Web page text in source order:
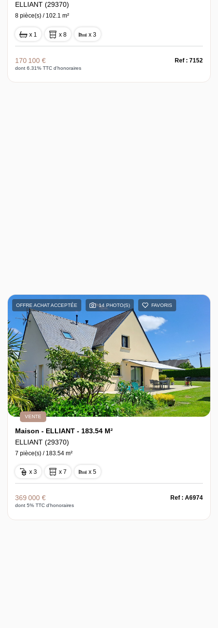
ELLIANT (29370)
8 pièce(s) / 102.1 m²
x 1 x 8 x 3
170 100 €
dont 6.31% TTC d'honoraires
Ref : 7152
OFFRE ACHAT ACCEPTÉE 14 PHOTO(S) FAVORIS
VENTE
Maison - ELLIANT - 183.54 M²
ELLIANT (29370)
7 pièce(s) / 183.54 m²
x 3 x 7 x 5
369 000 €
dont 5% TTC d'honoraires
Ref : A6974